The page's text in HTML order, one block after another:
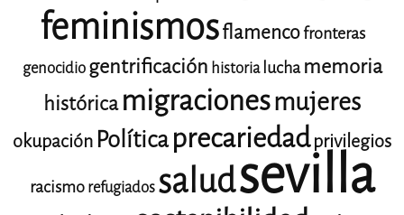
feminismosflamencofronteras
genocidiogentrificación historialucha memoria
histórica migracionesmujeres
okupaciónPolíticaprecariedadprivilegios
racismorefugiadossaludsevilla